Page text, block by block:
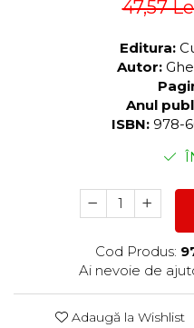
47,57
Editura:
Autor:
Anul
ISBN: 978-
Cod Produs:
Ai nevoie de
Adaugă la Wishlist